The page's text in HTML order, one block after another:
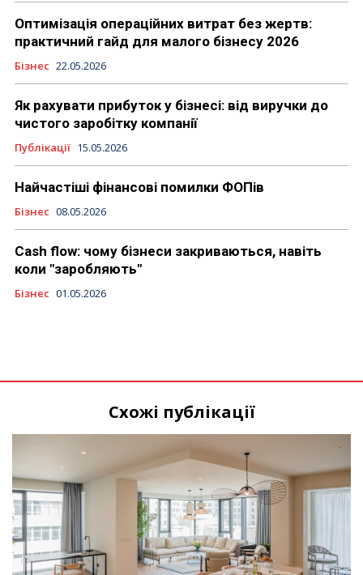
Оптимізація операційних витрат без жертв:
практичний гайд для малого бізнесу 2026
Бізнес 22.05.2026
Як рахувати прибуток у бізнесі: від виручки до
чистого заробітку компанії
Публікації 15.05.2026
Найчастіші фінансові помилки ФОПів
Бізнес 08.05.2026
Cash flow: чому бізнеси закриваються, навіть
коли "заробляють"
Бізнес 01.05.2026
Схожі публікації